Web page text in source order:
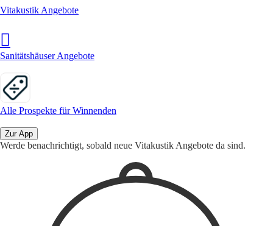
Vitakustik Angebote
Sanitätshäuser Angebote
Alle Prospekte für Winnenden
Zur App
Werde benachrichtigt, sobald neue Vitakustik Angebote da sind.